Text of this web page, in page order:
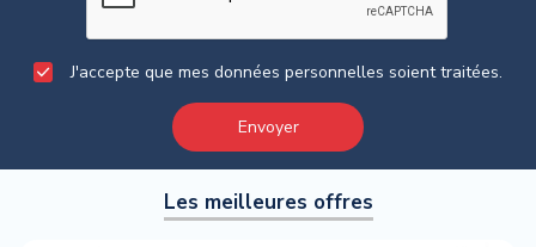
J'accepte que mes données personnelles soient traitées.
Envoyer
Les meilleures offres